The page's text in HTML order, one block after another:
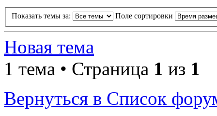
Показать темы за: Поле сортировки
Новая тема
1 тема • Страница 1 из 1
Вернуться в Список